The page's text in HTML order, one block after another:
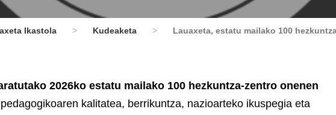
Ikastola > Kudeaketa > Lauaxeta, estatu mailako 100
2026ko estatu mailako 100 hezkuntza-zentro onenen
kalitatea, berrikuntza, nazioarteko ikuspegia eta